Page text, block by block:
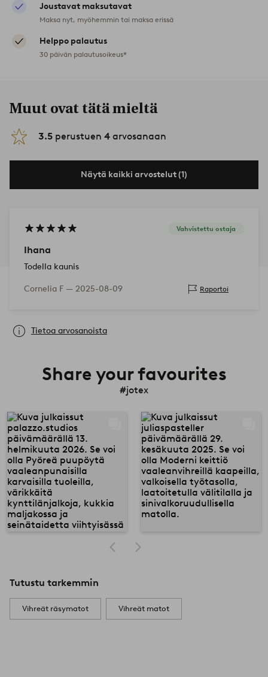
Joustavat maksutavat
Maksa nyt, myöhemmin tai maksa erissä
Helppo palautus
30 päivän palautusoikeus*
Muut ovat tätä mieltä
3.5 perustuen 4 arvosanaan
Näytä kaikki arvostelut (1)
Vahvistettu ostaja
Ihana
Todella kaunis
Cornelia F — 2025-08-09 Raportoi
Tietoa arvosanoista
Share your favourites
#jotex
Tutustu tarkemmin
Vihreät räsymatot Vihreät matot